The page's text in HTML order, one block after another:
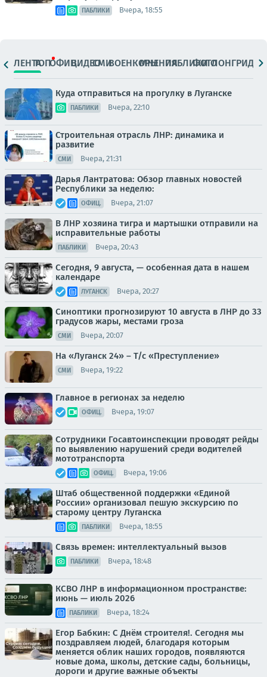
ПАБЛИКИ Вчера, 18:55
ЛЕНТАТОПОФИЦ.ВИДЕОСМИВОЕНКОРЫМНЕНИЯПАБЛИКИ
ФОТОЛОНГРИДЫ
Куда отправиться на прогулку в Луганске
ПАБЛИКИ Вчера, 22:10
Строительная отрасль ЛНР: динамика и
развитие
СМИ Вчера, 21:31
Дарья Лантратова: Обзор главных новостей
Республики за неделю:
ОФИЦ. Вчера, 21:07
В ЛНР хозяина тигра и мартышки отправили на
исправительные работы
ПАБЛИКИ Вчера, 20:43
Сегодня, 9 августа, — особенная дата в нашем
календаре
ЛУГАНСК Вчера, 20:27
Синоптики прогнозируют 10 августа в ЛНР до 33
градусов жары, местами гроза
СМИ Вчера, 20:07
На «Луганск 24» – Т/с «Преступление»
СМИ Вчера, 19:22
Главное в регионах за неделю
ОФИЦ. Вчера, 19:07
Сотрудники Госавтоинспекции проводят рейды
по выявлению нарушений среди водителей
мототранспорта
ОФИЦ. Вчера, 19:06
Штаб общественной поддержки «Единой
России» организовал пешую экскурсию по
старому центру Луганска
ПАБЛИКИ Вчера, 18:55
Связь времен: интеллектуальный вызов
ПАБЛИКИ Вчера, 18:48
КСВО ЛНР в информационном пространстве:
июнь — июль 2026
ПАБЛИКИ Вчера, 18:24
Егор Бабкин: С Днём строителя!. Сегодня мы
поздравляем людей, благодаря которым
меняется облик наших городов, появляются
новые дома, школы, детские сады, больницы,
дороги и другие важные объекты